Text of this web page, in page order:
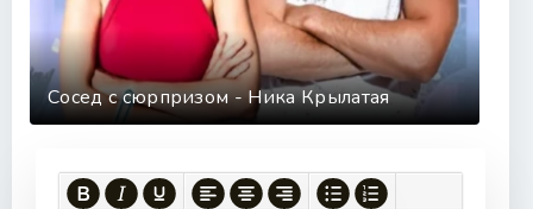
Сосед с сюрпризом - Ника Крылатая